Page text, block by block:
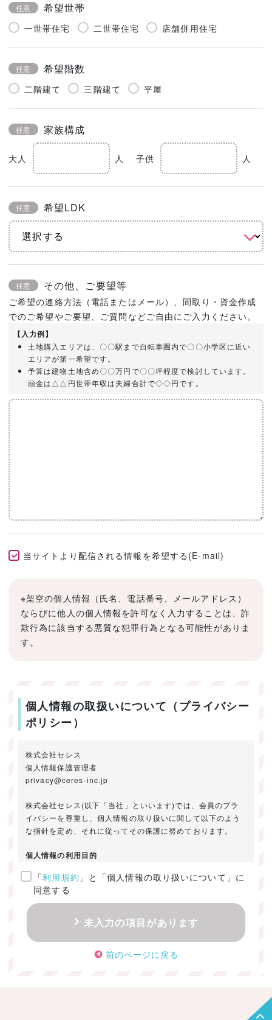
任意 希望世帯
一世帯住宅 二世帯住宅 店舗併用住宅
任意 希望階数
二階建て 三階建て 平屋
任意 家族構成
大人 人 子供 人
任意 希望LDK
任意 その他、ご要望等
ご希望の連絡方法（電話またはメール）、間取り・資金作成
でのご希望やご要望、ご質問などご自由にご入力ください。
【入力例】
土地購入エリアは、〇〇駅まで自転車圏内で〇〇小学区に近い
エリアが第一希望です。
予算は建物土地含め〇〇万円で〇〇坪程度で検討しています。
頭金は△△円世帯年収は夫婦合計で◇◇円です。
当サイトより配信される情報を希望する(E-mail)
※架空の個人情報（氏名、電話番号、メールアドレス）
ならびに他人の個人情報を許可なく入力することは、詐
欺行為に該当する悪質な犯罪行為となる可能性がありま
す。
個人情報の取扱いについて（プライバシー
ポリシー）
株式会社セレス
個人情報保護管理者
privacy@ceres-inc.jp
株式会社セレス(以下「当社」といいます)では、会員のプラ
イバシーを尊重し、個人情報の取り扱いに関して以下のよう
な指針を定め、それに従ってその保護に努めております。
個人情報の利用目的
ご提供いただきました個人情報は、以下のためにのみ利用い
たします。
・お問い合わせに対する回答及び資料送付のご連絡
・当社のお客様向けサービスの提供
・本人確認
・サービスの開発・改善のための分析
「利用規約 」と「個人情報の取り扱いについて」に
同意する
未入力の項目があります
前のページに戻る